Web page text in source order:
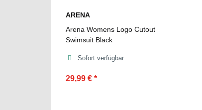
ARENA
Arena Womens Logo Cutout
Swimsuit Black
Sofort verfügbar
29,99 € *